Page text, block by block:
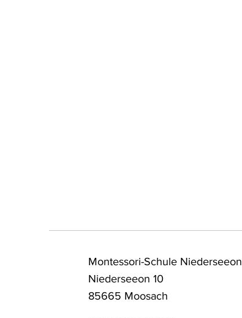
Montessori-Schule Niederseeon
Niederseeon 10
85665 Moosach